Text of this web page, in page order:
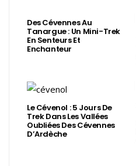
Des Cévennes Au
Tanargue : Un Mini-Trek
En Senteurs Et
Enchanteur
Le Cévenol : 5 Jours De
Trek Dans Les Vallées
Oubliées Des Cévennes
D’Ardèche